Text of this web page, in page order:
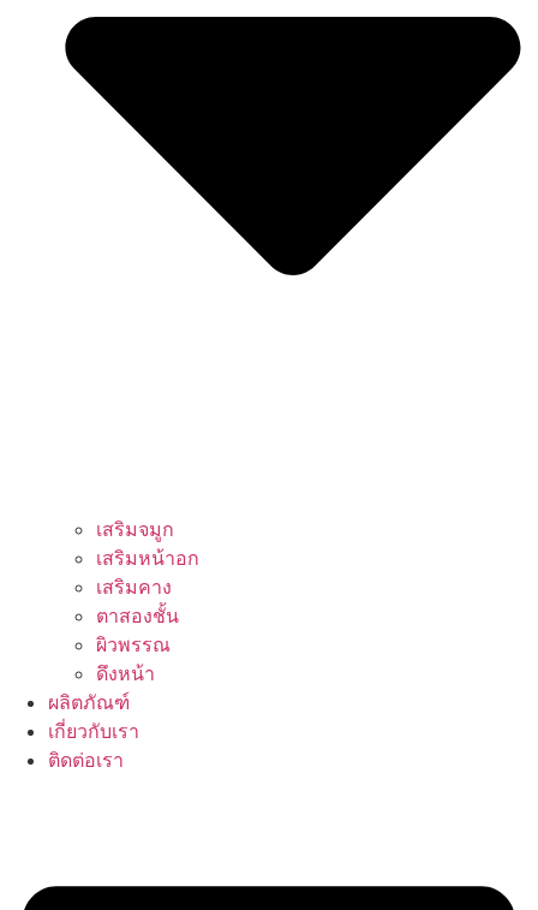
เสริมจมูก
เสริมหน้าอก
เสริมคาง
ตาสองชั้น
ผิวพรรณ
ดึงหน้า
ผลิตภัณฑ์
เกี่ยวกับเรา
ติดต่อเรา